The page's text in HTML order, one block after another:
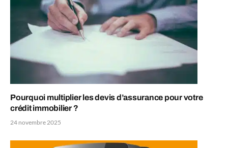
Pourquoi multiplier les devis d’assurance pour votre
crédit immobilier ?
24 novembre 2025